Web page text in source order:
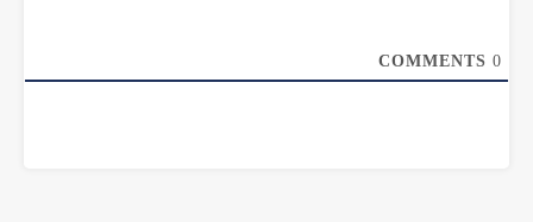
0